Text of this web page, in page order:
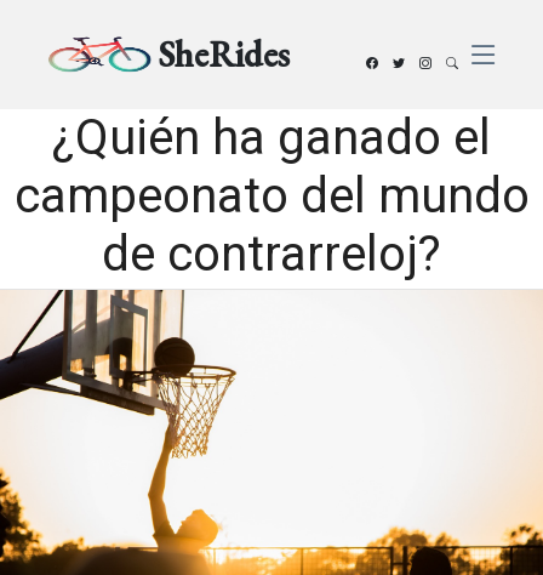
SheRides
¿Quién ha ganado el
campeonato del mundo
de contrarreloj?